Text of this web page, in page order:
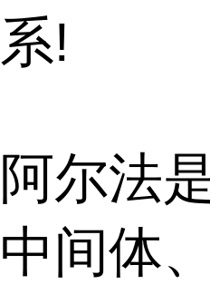
系!
阿尔法
中间体